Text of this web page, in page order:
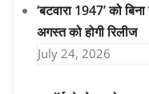
‘बटवारा 1947’ को
अगस्त को होगी रिलीज
July 24, 2026